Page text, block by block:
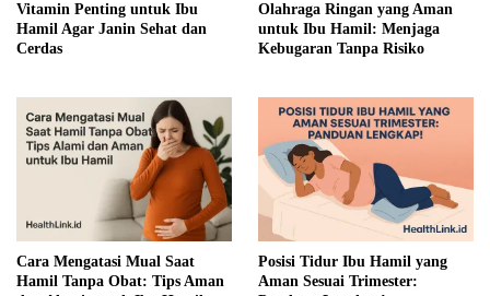
Vitamin Penting untuk Ibu
Hamil Agar Janin Sehat dan
Cerdas
Olahraga Ringan yang Aman
untuk Ibu Hamil: Menjaga
Kebugaran Tanpa Risiko
Cara Mengatasi Mual Saat
Hamil Tanpa Obat: Tips Aman
Posisi Tidur Ibu Hamil yang
Aman Sesuai Trimester: